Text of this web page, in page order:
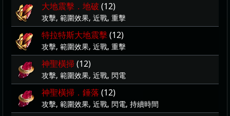
大地震擊．地破 (12)
攻擊, 範圍效果, 近戰, 重擊
特拉特斯大地震擊(12)
攻擊, 範圍效果, 近戰, 重擊
神聖橫掃(12)
攻擊, 範圍效果, 近戰, 閃電
神聖橫掃．錘落 (12)
攻擊, 範圍效果, 近戰, 閃電, 持續時間